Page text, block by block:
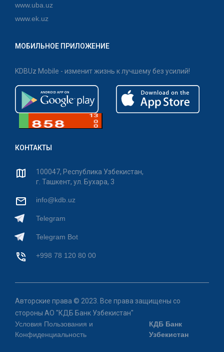
www.uba.uz
www.ek.uz
МОБИЛЬНОЕ ПРИЛОЖЕНИЕ
KDBUz Mobile - изменит жизнь к лучшему без усилий!
КОНТАКТЫ
100047, Республика Узбекистан,
г. Ташкент, ул. Бухара, 3
info@kdb.uz
Telegram
Telegram Bot
+998 78 120 80 00
Авторские права © 2023. Все права защищены со
стороны АО "КДБ Банк Узбекистан"
Условия Пользования и
Конфиденциальность
КДБ Банк
Узбекистан